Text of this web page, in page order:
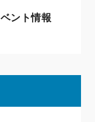
ント情報